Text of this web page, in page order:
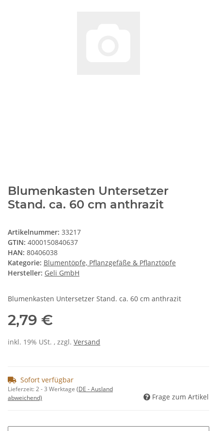
Blumenkasten Untersetzer
Stand. ca. 60 cm anthrazit
Artikelnummer: 33217
GTIN: 4000150840637
HAN: 80406038
Kategorie: Blumentöpfe, Pflanzgefäße & Pflanztöpfe
Hersteller: Geli GmbH
Blumenkasten Untersetzer Stand. ca. 60 cm anthrazit
2,79 €
inkl. 19% USt. , zzgl. Versand
Sofort verfügbar
Lieferzeit:2 - 3 Werktage (DE - Ausland
abweichend)
Frage zum Artikel